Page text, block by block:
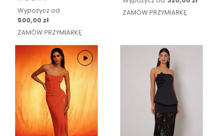
Wypożycz od
500,00 zł
ZAMÓW PRZYMIARKĘ
ZAMÓW PRZYMIARKĘ